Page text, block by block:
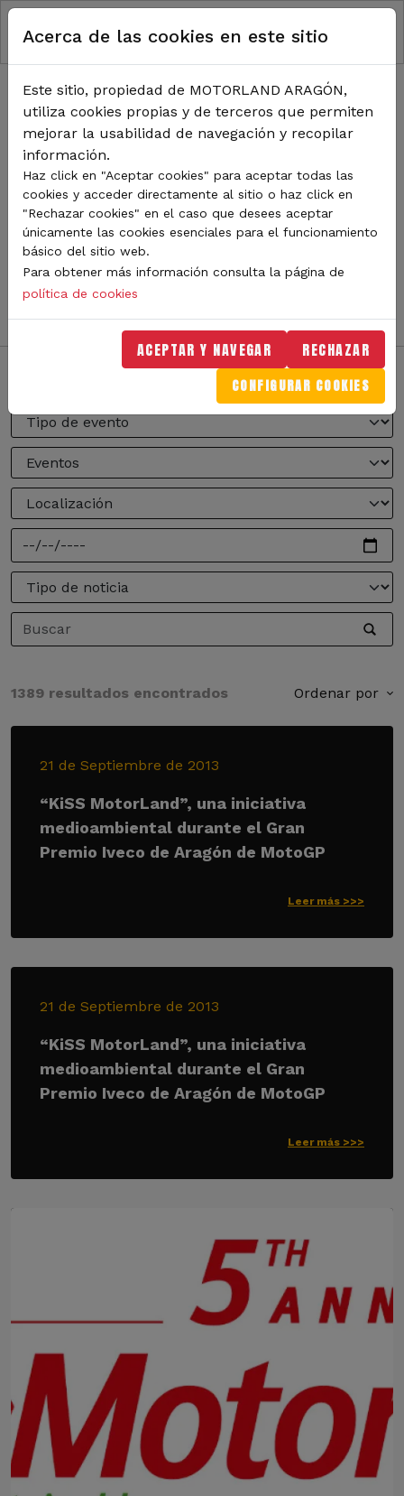
Pasar al contenido principal
RUTA DE NAVEGACIÓN
Inicio Noticias
TODA LA ACTUALIDAD DE
MOTORLAND
Sigue de cerca todas las novedades de MotorLand
Aragón. Aquí encontrarás noticias sobre eventos,
competiciones, pilotos, novedades del circuito y
mucho más. Filtra por categoría o tipo de contenido y
no te pierdas nada del mundo del motor.
1389 resultados encontrados Ordenar por
21 de Septiembre de 2013
“KiSS MotorLand”, una iniciativa
medioambiental durante el Gran
Premio Iveco de Aragón de MotoGP
Leer más >>>
21 de Septiembre de 2013
“KiSS MotorLand”, una iniciativa
medioambiental durante el Gran
Premio Iveco de Aragón de MotoGP
Leer más >>>
Acerca de las cookies en este sitio
Este sitio, propiedad de MOTORLAND ARAGÓN,
utiliza cookies propias y de terceros que permiten
mejorar la usabilidad de navegación y recopilar
información.
Haz click en "Aceptar cookies" para aceptar todas las
cookies y acceder directamente al sitio o haz click en
"Rechazar cookies" en el caso que desees aceptar
únicamente las cookies esenciales para el funcionamiento
básico del sitio web.
Para obtener más información consulta la página de
política de cookies
ACEPTAR Y NAVEGAR RECHAZAR
CONFIGURAR COOKIES